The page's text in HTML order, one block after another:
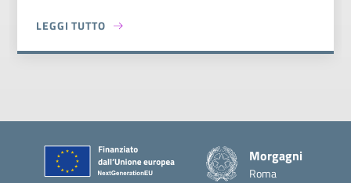
LEGGI TUTTO
ABOUT MOBILITÀ STUDENTESCA
Piè di pagina
Morgagni
Roma